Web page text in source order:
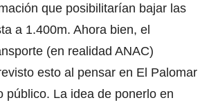
que posibilitarían bajar las
a 1.400m. Ahora bien, el
(en realidad ANAC)
esto al pensar en El Palomar
público. La idea de ponerlo en